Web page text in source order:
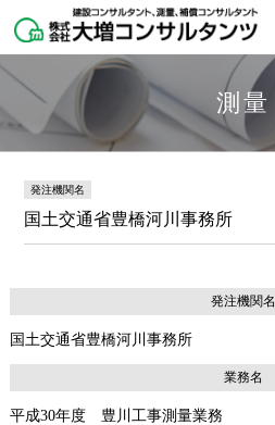
測量
発注機関名
国土交通省豊橋河川事務所
発注機関名
国土交通省豊橋河川事務所
業務名
平成30年度 豊川工事測量業務